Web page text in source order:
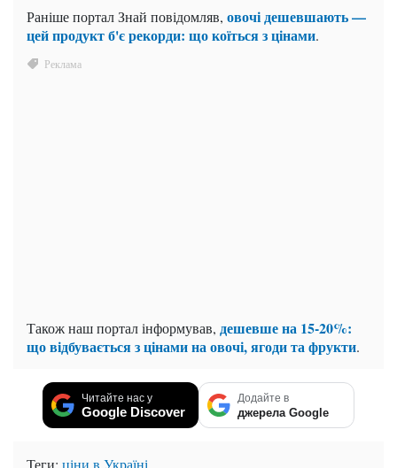
Раніше портал Знай повідомляв, овочі дешевшають —
цей продукт б'є рекорди: що коїться з цінами.
Також наш портал інформував, дешевше на 15-20%:
що відбувається з цінами на овочі, ягоди та фрукти.
Читайте нас у
Google Discover
Додайте в
джерела Google
Теги: ціни в Україні